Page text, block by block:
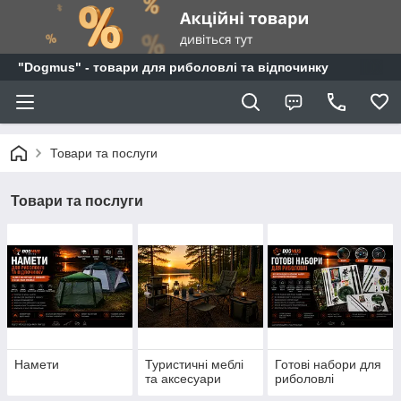
"Dogmus" - товари для риболовлі та відпочинку
Товари та послуги
Товари та послуги
Намети
Туристичні меблі
та аксесуари
Готові набори для
риболовлі